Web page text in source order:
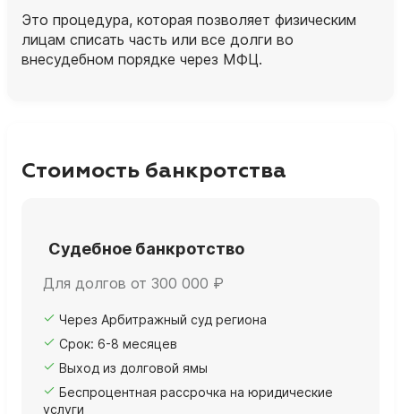
Это процедура, которая позволяет физическим
лицам списать часть или все долги во
внесудебном порядке через МФЦ.
Стоимость банкротства
Судебное банкротство
Для долгов от 300 000 ₽
Через Арбитражный суд региона
Срок: 6-8 месяцев
Выход из долговой ямы
Беспроцентная рассрочка на юридические
услуги